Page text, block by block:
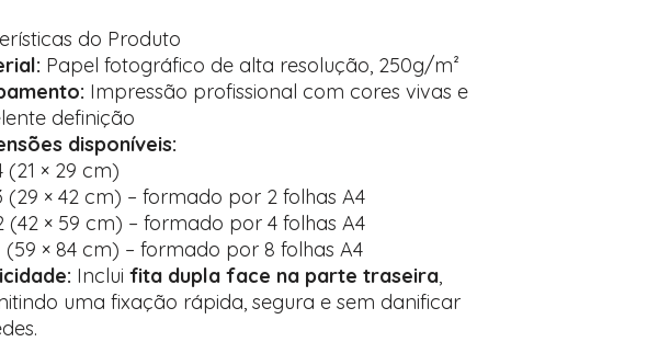
do Produto
Papel fotográfico de alta resolução, 250g/m²
Impressão profissional com cores vivas e
definição
disponíveis:
(21 × 29 cm)
(29 × 42 cm) – formado por 2 folhas A4
(42 × 59 cm) – formado por 4 folhas A4
(59 × 84 cm) – formado por 8 folhas A4
Inclui fita dupla face na parte traseira,
uma fixação rápida, segura e sem danificar